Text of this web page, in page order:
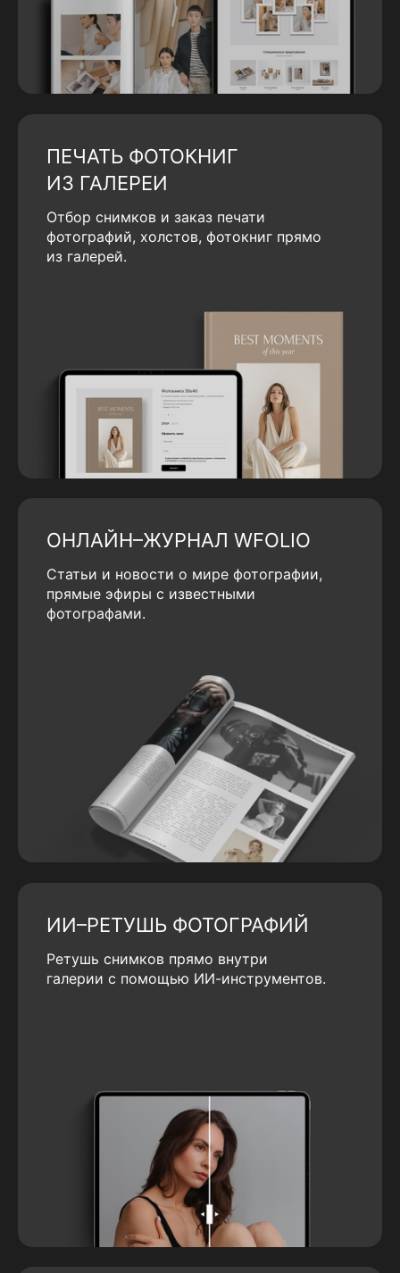
ПЕЧАТЬ ФОТОКНИГ
ИЗ ГАЛЕРЕИ
Отбор снимков и заказ печати
фотографий, холстов, фотокниг прямо
из галерей.
ОНЛАЙН–ЖУРНАЛ WFOLIO
Статьи и новости о мире фотографии,
прямые эфиры с известными
фотографами.
ИИ–РЕТУШЬ ФОТОГРАФИЙ
Ретушь снимков прямо внутри
галерии с помощью ИИ-инструментов.